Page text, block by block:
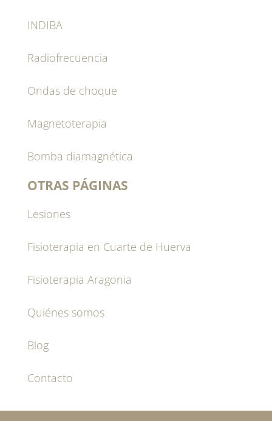
INDIBA
Radiofrecuencia
Ondas de choque
Magnetoterapia
Bomba diamagnética
OTRAS PÁGINAS
Lesiones
Fisioterapia en Cuarte de Huerva
Fisioterapia Aragonia
Quiénes somos
Blog
Contacto